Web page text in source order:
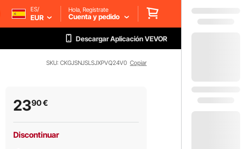
ES/
EUR
Hola, Regístrate
Cuenta y pedido
Descargar Aplicación VEVOR
SKU: CKGJSNJSLSJXPVQ24V0 Copiar
2390€
Discontinuar